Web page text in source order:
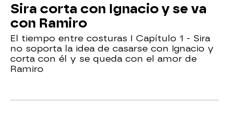
Sira corta con Ignacio y se va
con Ramiro
El tiempo entre costuras I Capítulo 1 - Sira
no soporta la idea de casarse con Ignacio y
corta con él y se queda con el amor de
Ramiro